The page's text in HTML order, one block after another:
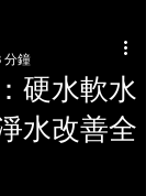
硬水軟水
水改善全
分鐘